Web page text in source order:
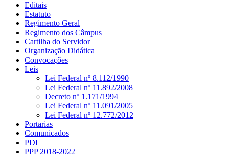
Editais
Estatuto
Regimento Geral
Regimento dos Câmpus
Cartilha do Servidor
Organização Didática
Convocações
Leis
Lei Federal nº 8.112/1990
Lei Federal nº 11.892/2008
Decreto nº 1.171/1994
Lei Federal nº 11.091/2005
Lei Federal nº 12.772/2012
Portarias
Comunicados
PDI
PPP 2018-2022